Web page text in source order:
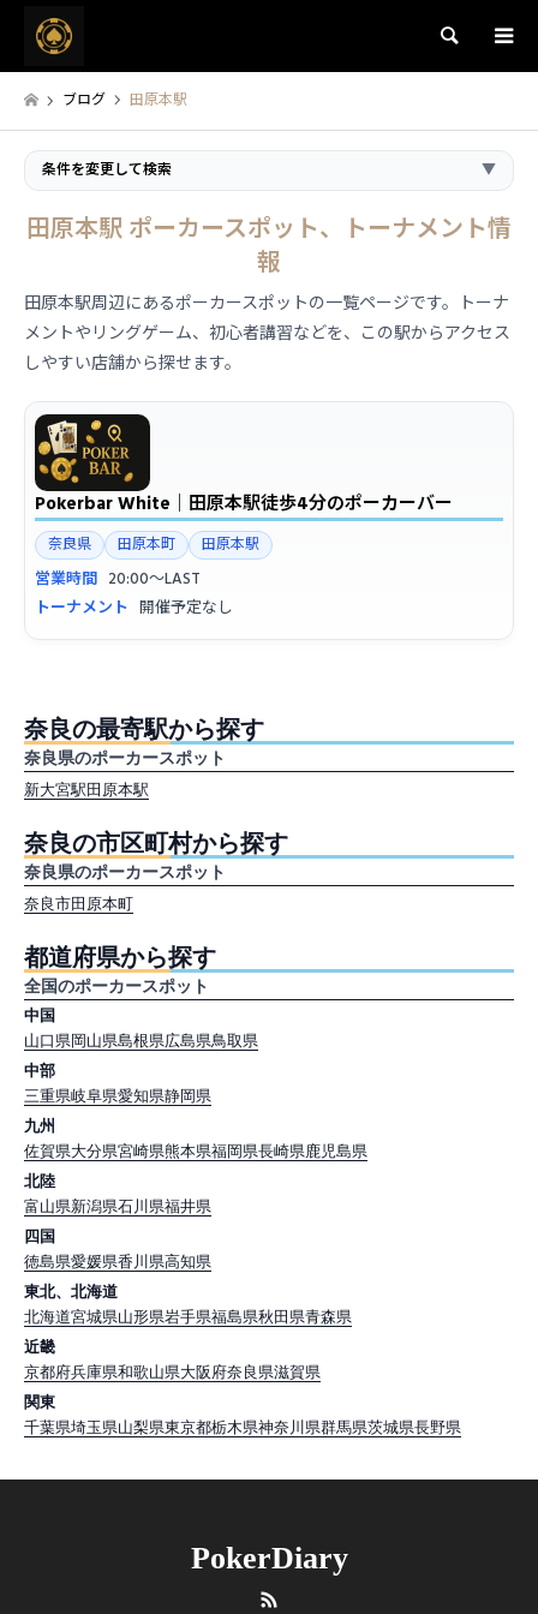
検索
ブログ 田原本駅
条件を変更して検索 ▼
田原本駅 ポーカースポット、トーナメント情
報
田原本駅周辺にあるポーカースポットの一覧ページです。トーナ
メントやリングゲーム、初心者講習などを、この駅からアクセス
しやすい店舗から探せます。
Pokerbar White｜田原本駅徒歩4分のポーカーバー
奈良県 田原本町 田原本駅
営業時間 20:00〜LAST
トーナメント 開催予定なし
奈良の最寄駅から探す
奈良県のポーカースポット
新大宮駅田原本駅
奈良の市区町村から探す
奈良県のポーカースポット
奈良市田原本町
都道府県から探す
全国のポーカースポット
中国
山口県岡山県島根県広島県鳥取県
中部
三重県岐阜県愛知県静岡県
九州
佐賀県大分県宮崎県熊本県福岡県長崎県鹿児島県
北陸
富山県新潟県石川県福井県
四国
徳島県愛媛県香川県高知県
東北、北海道
北海道宮城県山形県岩手県福島県秋田県青森県
近畿
京都府兵庫県和歌山県大阪府奈良県滋賀県
関東
千葉県埼玉県山梨県東京都栃木県神奈川県群馬県茨城県長野県
PokerDiary